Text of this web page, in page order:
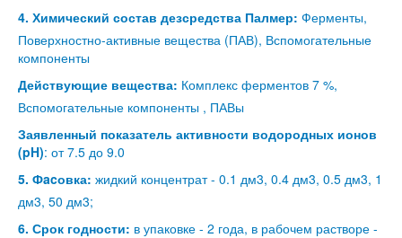
4. Химический состав дезсредства Палмер: Ферменты,
Поверхностно-активные вещества (ПАВ), Вспомогательные
компоненты
Действующие вещества: Комплекс ферментов 7 %,
Вспомогательные компоненты , ПАВы
Заявленный показатель активности водородных ионов
(pH): от 7.5 до 9.0
5. Фacовка: жидкий концентрат - 0.1 дм3, 0.4 дм3, 0.5 дм3, 1
дм3, 50 дм3;
6. Срок годности: в упаковке - 2 года, в рабочем растворе -